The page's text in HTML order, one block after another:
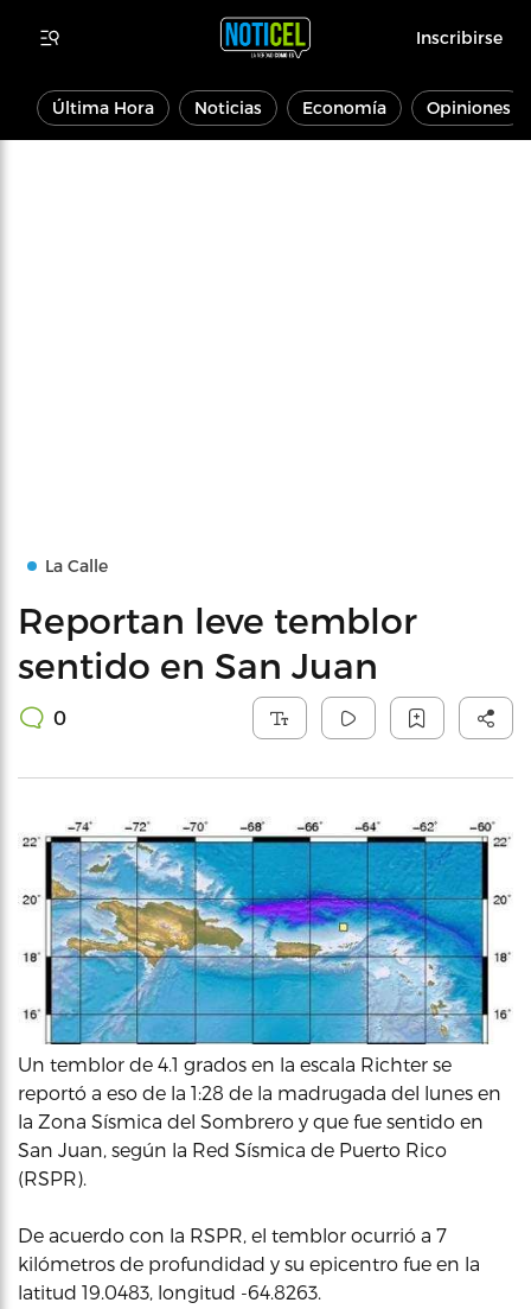
Inscribirse
Última Hora Noticias Economía Opiniones
La Calle
Reportan leve temblor
sentido en San Juan
0
Un temblor de 4.1 grados en la escala Richter se
reportó a eso de la 1:28 de la madrugada del lunes en
la Zona Sísmica del Sombrero y que fue sentido en
San Juan, según la Red Sísmica de Puerto Rico
(RSPR).
De acuerdo con la RSPR, el temblor ocurrió a 7
kilómetros de profundidad y su epicentro fue en la
latitud 19.0483, longitud -64.8263.